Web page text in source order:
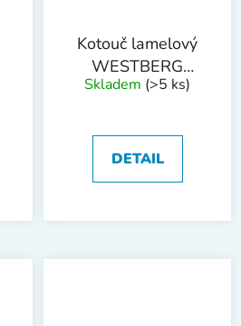
Kotouč lamelový
WESTBERG
125mm P40
Skladem (>5 ks)
DETAIL